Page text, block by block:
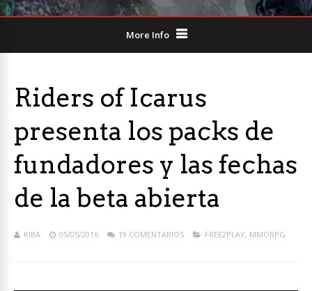
More Info
Riders of Icarus
presenta los packs de
fundadores y las fechas
de la beta abierta
KIBA 05/05/2016 19 COMENTARIOS FREE2PLAY, MMORPG